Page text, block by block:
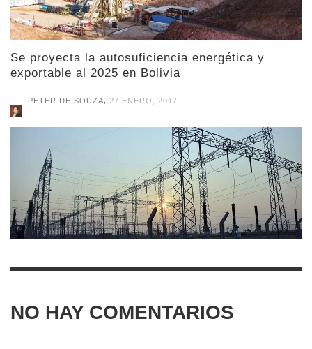
Se proyecta la autosuficiencia energética y
exportable al 2025 en Bolivia
PETER DE SOUZA 27 ENERO, 2017
NO HAY COMENTARIOS